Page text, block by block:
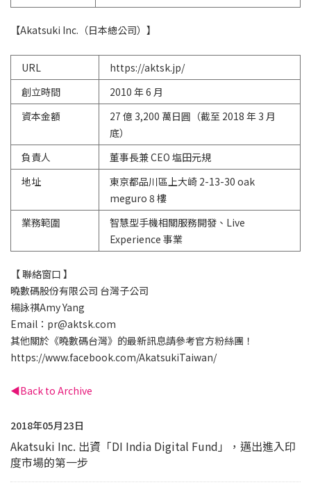
【Akatsuki Inc.（日本總公司）】
URL
https://aktsk.jp/
創立時間
2010 年 6 月
資本金額
27 億 3,200 萬日圓（截至 2018 年 3 月
底）
負責人
董事長兼 CEO 塩田元規
地址
東京都品川區上大崎 2-13-30 oak
meguro 8 樓
業務範圍
智慧型手機相關服務開發、Live
Experience 事業
【 聯絡窗口 】
曉數碼股份有限公司 台灣子公司
楊詠祺Amy Yang
Email：pr@aktsk.com
其他關於《曉數碼台灣》的最新訊息請參考官方粉絲團！
https://www.facebook.com/AkatsukiTaiwan/
Back to Archive
2018年05月23日
Akatsuki Inc. 出資「DI India Digital Fund」，邁出進入印
度市場的第一步